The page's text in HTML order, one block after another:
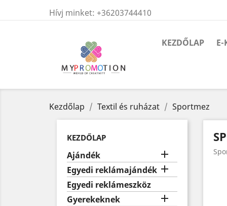
Hívj minket: +36203744410
KEZDŐLAP E-
Kezdőlap Textil és ruházat Sportmez
KEZDŐLAP
Ajándék 
Egyedi reklámajándék 
Egyedi reklámeszköz
Gyerekeknek
